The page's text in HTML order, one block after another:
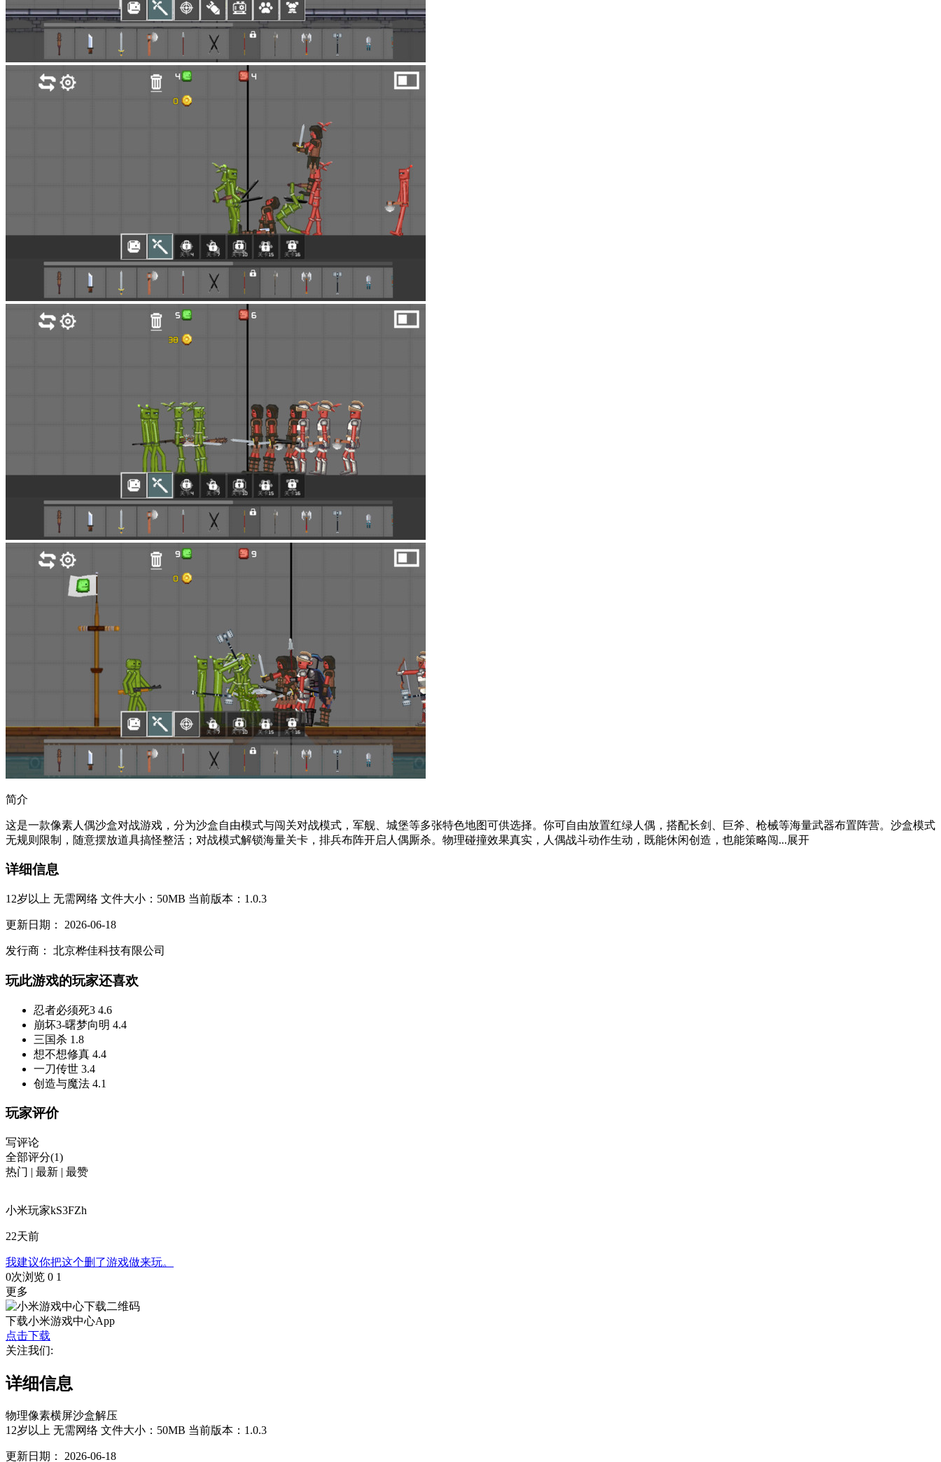
简介
这是一款像素人偶沙盒对战游戏，分为沙盒自由模式与闯关对战模式，军舰、城堡等多张特色地图可供选择。你可自由放置红绿人偶，搭配长剑、巨斧、枪械等海量武器布置阵营。沙盒模式
无规则限制，随意摆放道具搞怪整活；对战模式解锁海量关卡，排兵布阵开启人偶厮杀。物理碰撞效果真实，人偶战斗动作生动，既能休闲创造，也能策略闯...展开
详细信息
12岁以上 无需网络 文件大小：50MB 当前版本：1.0.3
更新日期： 2026-06-18
发行商： 北京桦佳科技有限公司
玩此游戏的玩家还喜欢
忍者必须死3 4.6
崩坏3-曙梦向明 4.4
三国杀 1.8
想不想修真 4.4
一刀传世 3.4
创造与魔法 4.1
玩家评价
写评论
全部评分(1)
热门 | 最新 | 最赞
小米玩家kS3FZh
22天前
我建议你把这个删了游戏做来玩。
0次浏览 0 1
更多
下载小米游戏中心App
点击下载
关注我们:
详细信息
物理像素横屏沙盒解压
12岁以上 无需网络 文件大小：50MB 当前版本：1.0.3
更新日期： 2026-06-18